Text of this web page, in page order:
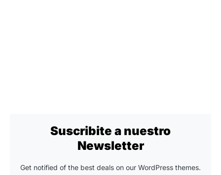
Suscribite a nuestro
Newsletter
Get notified of the best deals on our WordPress themes.